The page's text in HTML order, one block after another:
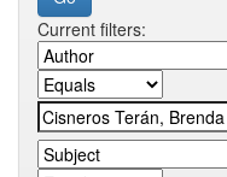
Current filters: